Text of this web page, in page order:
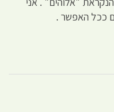
ככל האפשר .